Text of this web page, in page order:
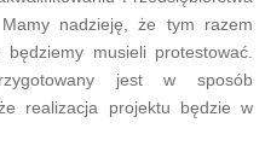
nadzieję, że tym razem
musieli protestować.
jest w sposób
realizacja projektu będzie w